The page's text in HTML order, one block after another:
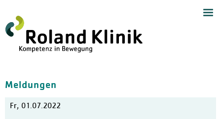
Meldungen
Fr, 01.07.2022
Start